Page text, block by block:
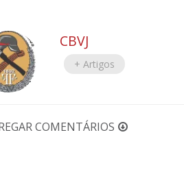
CBVJ
+ Artigos
COMENTÁRIOS